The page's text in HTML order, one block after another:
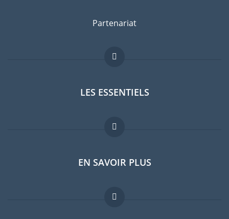
Partenariat
LES ESSENTIELS
Forum expatriés
Guides pays
Offres d'emploi
EN SAVOIR PLUS
FAQ